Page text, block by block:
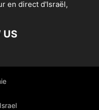
en direct d'Israël,
US